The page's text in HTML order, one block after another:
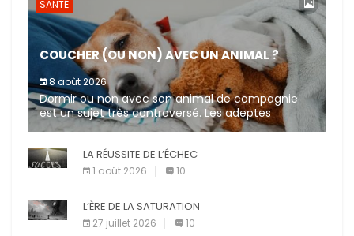
SANTÉ
COUCHER (OU NON) AVEC UN ANIMAL ?
8 août 2026
Dormir ou non avec son animal de compagnie
est un sujet très controversé. Les adeptes
affirment que la présence de leur compagnon à
LA RÉUSSITE DE L’ÉCHEC
1 août 2026 10
L’ÈRE DE LA SATURATION
27 juillet 2026 10